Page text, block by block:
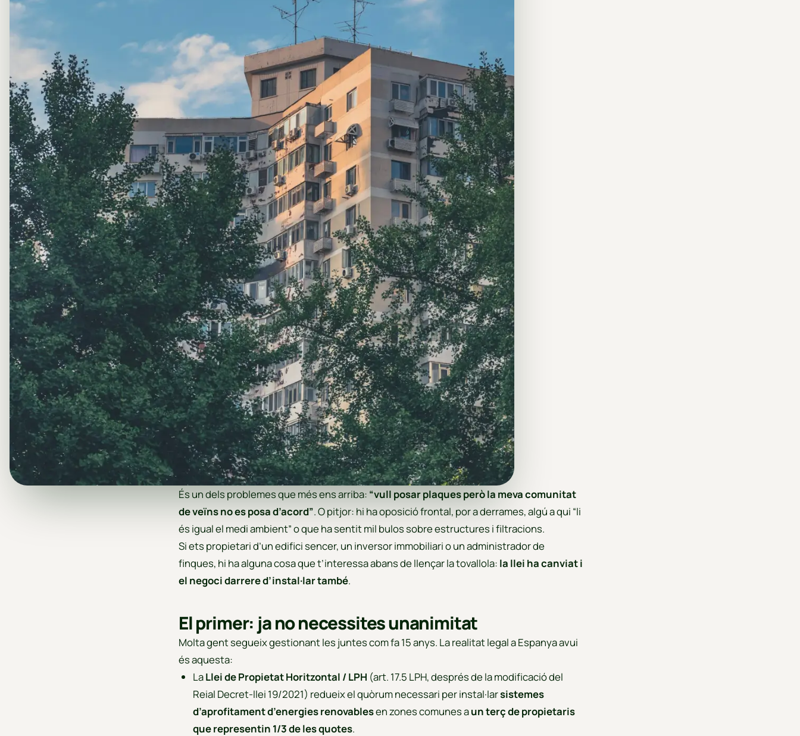
És un dels problemes que més ens arriba: “vull posar plaques però la meva comunitat
de veïns no es posa d’acord”. O pitjor: hi ha oposició frontal, por a derrames, algú a qui “li
és igual el medi ambient” o que ha sentit mil bulos sobre estructures i filtracions.
Si ets propietari d’un edifici sencer, un inversor immobiliari o un administrador de
finques, hi ha alguna cosa que t’interessa abans de llençar la tovallola: la llei ha canviat i
el negoci darrere d’instal·lar també.
El primer: ja no necessites unanimitat
Molta gent segueix gestionant les juntes com fa 15 anys. La realitat legal a Espanya avui
és aquesta:
LaLlei de Propietat Horitzontal / LPH (art. 17.5 LPH, després de la modificació del
Reial Decret-llei 19/2021) redueix el quòrum necessari per instal·larsistemes
d’aprofitament d’energies renovablesen zones comunes aun terç de propietaris
que representin 1/3 de les quotes.